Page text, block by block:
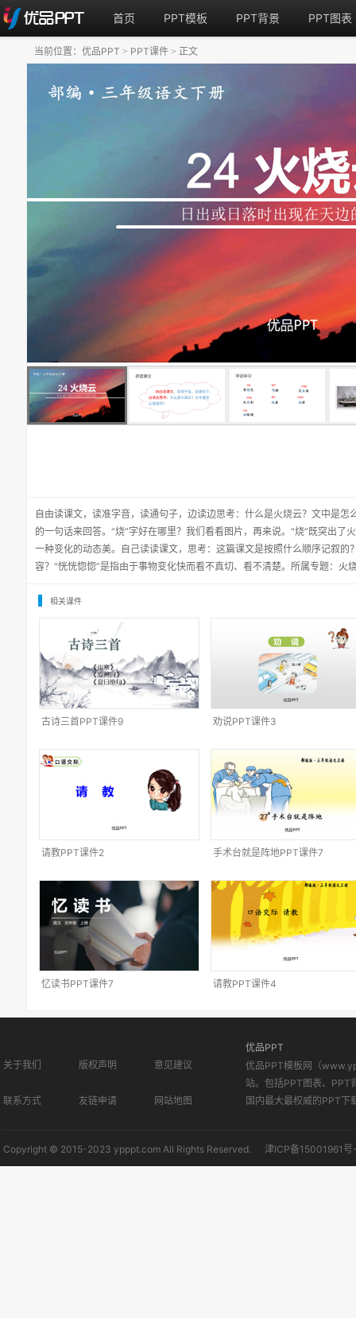
首页 PPT模板 PPT背景 PPT图表
自由读课文，读准字音，读通句子，边读边思考：什么是火烧云？文中是怎
的一句话来回答。“烧”字好在哪里？我们看看图片，再来说。“烧”既突出了
一种变化的动态美。自己读读课文，思考：这篇课文是按照什么顺序记叙
容？“恍恍惚惚”是指由于事物变化快而看不真切、看不清楚。所属专题： 火
当前位置： 优品PPT > PPT课件 > 正文
相关课件
古诗三首PPT课件9 劝说PPT课件3
请教PPT课件2 手术台就是阵地PPT课件7
忆读书PPT课件7 请教PPT课件4
关于我们 版权声明 意见建议
联系方式 友链申请 网站地图
优品PPT
优品PPT模板网（
站。包括PPT图表、PPT
国内最大最权威的PPT下
Copyright © 2015-2023 ypppt.com All Rights Reserved. 津ICP备15001961号